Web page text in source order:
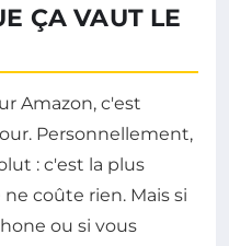
ÇA VAUT LE
Amazon, c'est
Personnellement,
: c'est la plus
coûte rien. Mais si
ou si vous